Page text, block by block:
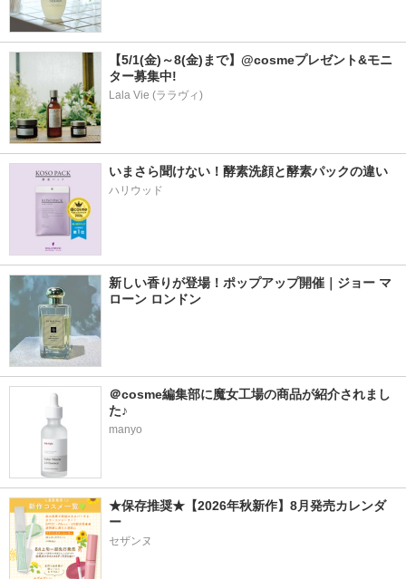
【5/1(金)～8(金)まで】@cosmeプレゼント&モニ
ター募集中!
Lala Vie (ララヴィ)
いまさら聞けない！酵素洗顔と酵素パックの違い
ハリウッド
新しい香りが登場！ポップアップ開催｜ジョー マ
ローン ロンドン
＠cosme編集部に魔女工場の商品が紹介されまし
た♪
manyo
★保存推奨★【2026年秋新作】8月発売カレンダ
ー
セザンヌ